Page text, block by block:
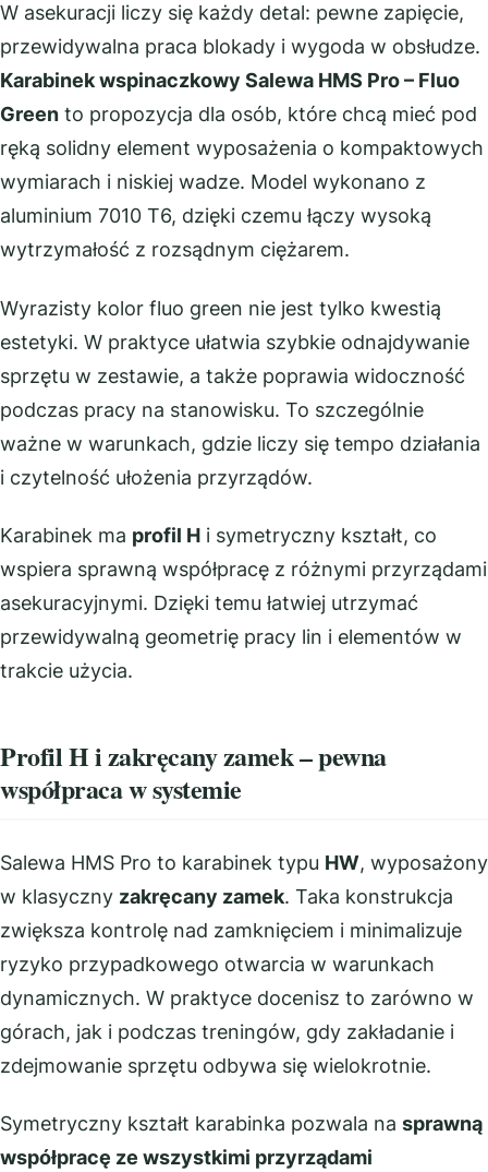
W asekuracji liczy się każdy detal: pewne zapięcie,
przewidywalna praca blokady i wygoda w obsłudze.
Karabinek wspinaczkowy Salewa HMS Pro – Fluo
Green to propozycja dla osób, które chcą mieć pod
ręką solidny element wyposażenia o kompaktowych
wymiarach i niskiej wadze. Model wykonano z
aluminium 7010 T6, dzięki czemu łączy wysoką
wytrzymałość z rozsądnym ciężarem.
Wyrazisty kolor fluo green nie jest tylko kwestią
estetyki. W praktyce ułatwia szybkie odnajdywanie
sprzętu w zestawie, a także poprawia widoczność
podczas pracy na stanowisku. To szczególnie
ważne w warunkach, gdzie liczy się tempo działania
i czytelność ułożenia przyrządów.
Karabinek ma profil H i symetryczny kształt, co
wspiera sprawną współpracę z różnymi przyrządami
asekuracyjnymi. Dzięki temu łatwiej utrzymać
przewidywalną geometrię pracy lin i elementów w
trakcie użycia.
Profil H i zakręcany zamek – pewna
współpraca w systemie
Salewa HMS Pro to karabinek typu HW, wyposażony
w klasyczny zakręcany zamek. Taka konstrukcja
zwiększa kontrolę nad zamknięciem i minimalizuje
ryzyko przypadkowego otwarcia w warunkach
dynamicznych. W praktyce docenisz to zarówno w
górach, jak i podczas treningów, gdy zakładanie i
zdejmowanie sprzętu odbywa się wielokrotnie.
Symetryczny kształt karabinka pozwala na sprawną
współpracę ze wszystkimi przyrządami